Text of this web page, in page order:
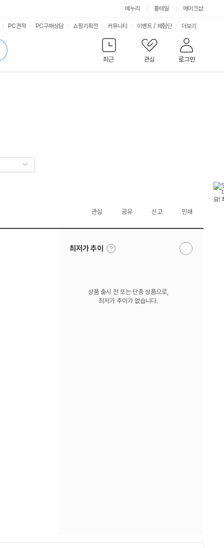
에누리 몰테일 메이크샵
최근
관심 로그인
PC견적 PC구매상담 쇼핑기획전 커뮤니티 이벤트 / 체험단 서
비
스
더보기
관심 공유 신고 인쇄
최저가 추이
툴
팁
알
상품 출시 전 또는 단종 상품으로,
최저가 추이가 없습니다.